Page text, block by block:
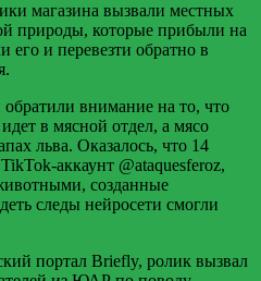
магазина вызвали местных
природы, которые прибыли на
его и перевезти обратно в
внимание на то, что
в мясной отдел, а мясо
льва. Оказалось, что 14
аккаунт @ataquesferoz,
созданные
следы нейросети смогли
портал Briefly, ролик вызвал